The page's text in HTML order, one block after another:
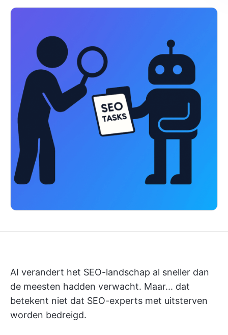
AI verandert het SEO-landschap al sneller dan
de meesten hadden verwacht. Maar... dat
betekent niet dat SEO-experts met uitsterven
worden bedreigd.